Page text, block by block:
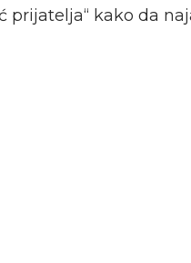
prijatelja“ kako da